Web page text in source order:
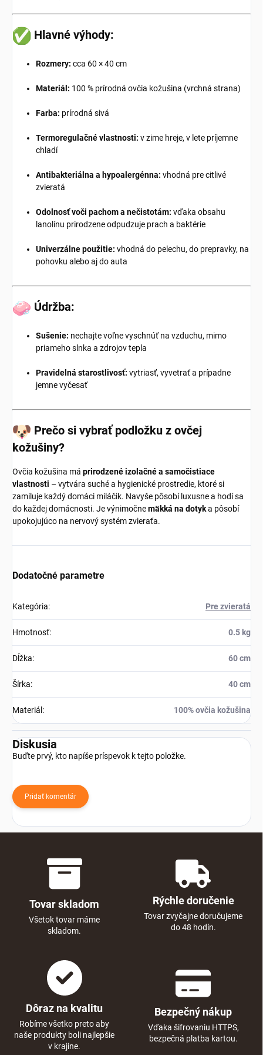
Hlavné výhody:
Rozmery: cca 60 × 40 cm
Materiál: 100 % prírodná ovčia kožušina (vrchná strana)
Farba: prírodná sivá
Termoregulačné vlastnosti: v zime hreje, v lete príjemne
chladí
Antibakteriálna a hypoalergénna: vhodná pre citlivé
zvieratá
Odolnosť voči pachom a nečistotám: vďaka obsahu
lanolínu prirodzene odpudzuje prach a baktérie
Univerzálne použitie: vhodná do pelechu, do prepravky, na
pohovku alebo aj do auta
Údržba:
Sušenie: nechajte voľne vyschnúť na vzduchu, mimo
priameho slnka a zdrojov tepla
Pravidelná starostlivosť: vytriasť, vyvetrať a prípadne
jemne vyčesať
Prečo si vybrať podložku z ovčej
kožušiny?
Ovčia kožušina má prirodzené izolačné a samočistiace
vlastnosti – vytvára suché a hygienické prostredie, ktoré si
zamiluje každý domáci miláčik. Navyše pôsobí luxusne a hodí sa
do každej domácnosti. Je výnimočnemäkká na dotyka pôsobí
upokojujúco na nervový systém zvieraťa.
Dodatočné parametre
Kategória: Pre zvieratá
Hmotnosť: 0.5 kg
Dĺžka: 60 cm
Šírka: 40 cm
Materiál : 100% ovčia kožušina
Diskusia
Buďte prvý, kto napíše príspevok k tejto položke.
Pridať komentár
Tovar skladom
Všetok tovar máme
skladom.
Rýchle doručenie
Tovar zvyčajne doručujeme
do 48 hodín.
Dôraz na kvalitu
Robíme všetko preto aby
naše produkty boli najlepšie
v krajine.
Bezpečný nákup
Vďaka šifrovaniu HTTPS,
bezpečná platba kartou.